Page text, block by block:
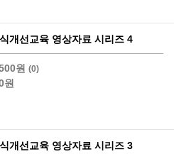
개선교육 영상자료 시리즈 4
원 (0)
원
개선교육 영상자료 시리즈 3